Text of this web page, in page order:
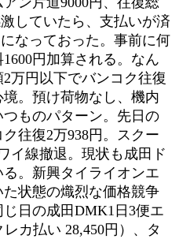
していたら、支払いが済
なっておった。事前に何
円加算される。なん
万円以下でバンコク往復
。預け荷物なし、機内
ものパターン。先日の
往復2万938円。スクー
イ線撤退。現状も成田ド
。新興タイライオンエ
状態の熾烈な価格競争
日の成田DMK1日3便エ
カ払い 28,450円）、タ